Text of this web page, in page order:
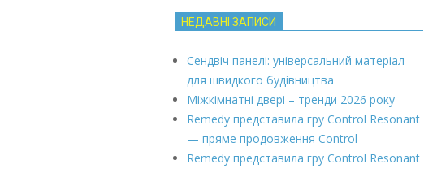
НЕДАВНІ ЗАПИСИ
Сендвіч панелі: універсальний матеріал
для швидкого будівництва
Міжкімнатні двері – тренди 2026 року
Remedy представила гру Control Resonant
— пряме продовження Control
Remedy представила гру Control Resonant